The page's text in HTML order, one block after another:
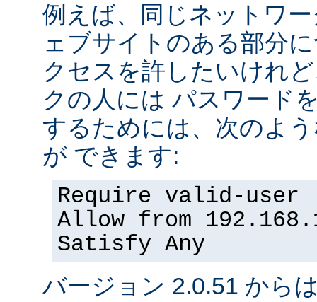
例えば、同じネットワ
ェブサイトのある部分
クセスを許したいけれ
クの人には パスワード
するためには、次のよ
が できます:
Require valid-user
Allow from
Satisfy Any
バージョン 2.0.51 から